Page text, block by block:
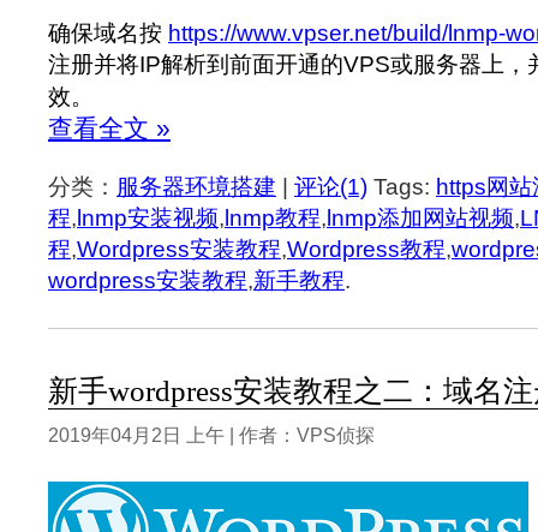
确保域名按 https://www.vpser.net/build/lnmp-
注册并将IP解析到前面开通的VPS或服务器上，
效。
查看全文 »
分类： 服务器环境搭建 评论(1) Tags: https网站
程, lnmp安装视频, lnmp教程, lnmp添加网站视频,
程,Wordpress安装教程,Wordpress教程,
wordpress安装教程,新手教程.
新手wordpress安装教程之二：域名
2019年04月2日 上午 | 作者：VPS侦探